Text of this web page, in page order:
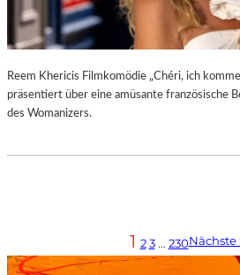
Reem Khericis Filmkomödie „Chéri, ich
präsentiert über eine amüsante französische
des Womanizers.
1 2 3 … 230Nächste